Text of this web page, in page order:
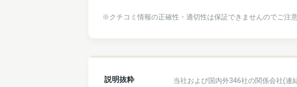
※クチコミ情報の正確性・適切性は保証できませんのでご注
説明抜粋
当社および国内外346社の関係会社(連